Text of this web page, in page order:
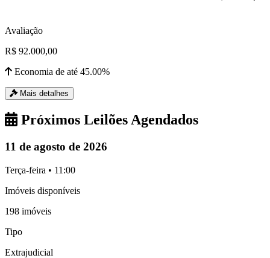
Avaliação
R$ 92.000,00
Economia de até 45.00%
Mais detalhes
Próximos Leilões Agendados
11 de agosto de 2026
Terça-feira • 11:00
Imóveis disponíveis
198 imóveis
Tipo
Extrajudicial